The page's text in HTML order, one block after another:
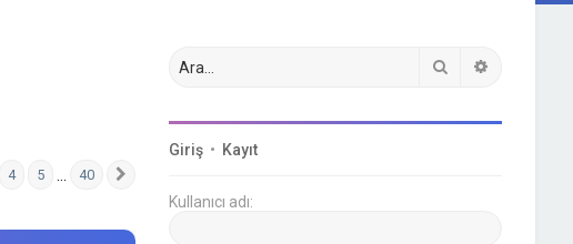
40 sayfa)
4 5 40
Ara
Giriş • Kayıt
Kullanıcı adı: